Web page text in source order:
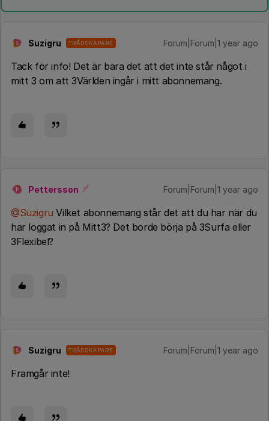
S Suzigru TRÅDSKAPARE Forum|Forum|1 year ago
Tack för info! Det är bara det att det inte står något i
mitt 3 om att 3Världen ingår i mitt abonnemang.
P Pettersson Forum|Forum|1 year ago
@Suzigru Vilket abonnemang står det att du har när du
har loggat in på Mitt3? Det borde börja på 3Surfa eller
3Flexibel?
S Suzigru TRÅDSKAPARE Forum|Forum|1 year ago
Framgår inte!